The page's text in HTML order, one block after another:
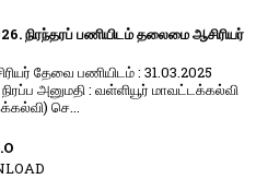
நிரந்தரப் பணியிடம் தலைமை ஆசிரியர்
தேவை பணியிடம் : 31.03.2025
அனுமதி : வள்ளியூர் மாவட்டக்கல்வி
செ...